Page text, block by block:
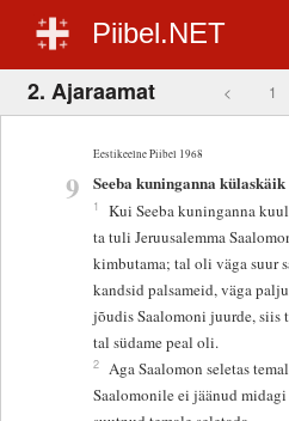
Piibel.NET
2. Ajaraamat < 1
Eestikeelne Piibel 1968
9 Seeba kuninganna külaskäik
1
Kui Seeba kuninganna
ta tuli Jeruusalemma
kimbutama; tal oli väga suur
kandsid palsameid, väga
jõudis Saalomoni juurde, siis
tal südame peal oli.
2 Aga Saalomon seletas
Saalomonile ei jäänud